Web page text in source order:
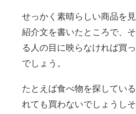
せっかく素晴らしい商品を
紹介文を書いたところで、
る人の目に映らなければ買
でしょう。
たとえば食べ物を探してい
れても買わないでしょうし